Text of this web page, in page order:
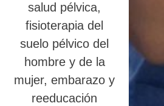
salud pélvica,
fisioterapia del
suelo pélvico del
hombre y de la
mujer, embarazo y
reeducación